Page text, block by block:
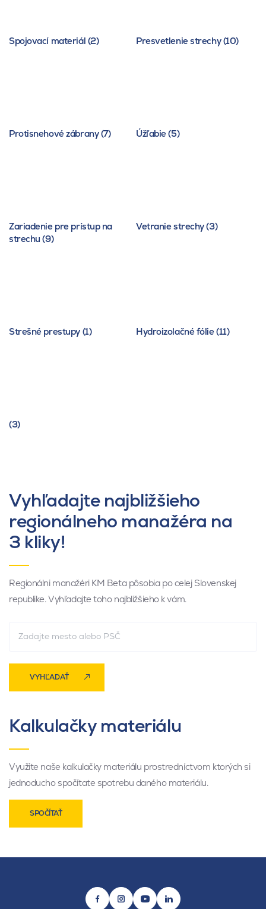
Spojovací materiál (2) Presvetlenie strechy (10)
Protisnehové zábrany (7) Úžľabie (5)
Zariadenie pre prístup na
strechu (9)
Vetranie strechy (3)
Strešné prestupy (1) Hydroizolačné fólie (11)
(3)
Vyhľadajte najbližšieho
regionálneho manažéra na
3 kliky!
Regionálni manažéri KM Beta pôsobia po celej Slovenskej
republike. Vyhľadajte toho najbližšieho k vám.
VYHĽADAŤ
Kalkulačky materiálu
Využite naše kalkulačky materiálu prostredníctvom ktorých si
jednoducho spočítate spotrebu daného materiálu.
SPOČÍTAŤ